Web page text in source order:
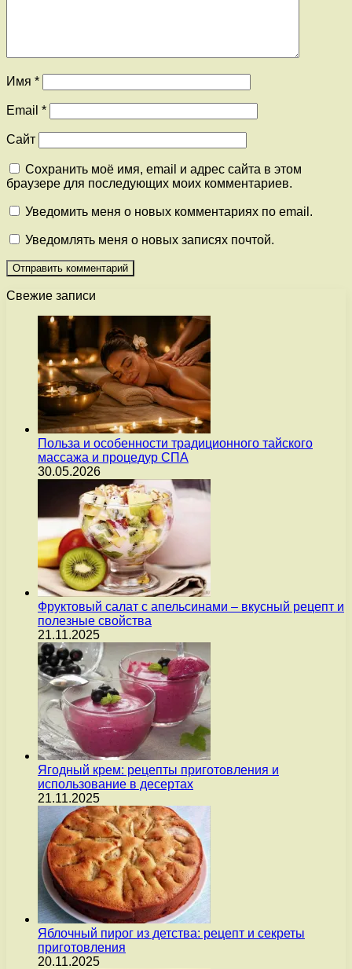
Имя *
Email *
Сайт
Сохранить моё имя, email и адрес сайта в этом
браузере для последующих моих комментариев.
Уведомить меня о новых комментариях по email.
Уведомлять меня о новых записях почтой.
Свежие записи
Польза и особенности традиционного тайского
массажа и процедур СПА
30.05.2026
Фруктовый салат с апельсинами – вкусный рецепт и
полезные свойства
21.11.2025
Ягодный крем: рецепты приготовления и
использование в десертах
21.11.2025
Яблочный пирог из детства: рецепт и секреты
приготовления
20.11.2025